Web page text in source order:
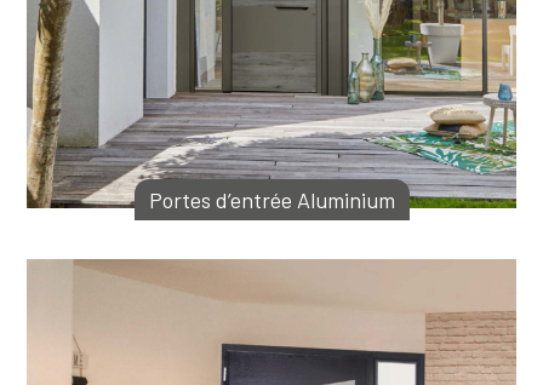
Portes d’entrée Aluminium